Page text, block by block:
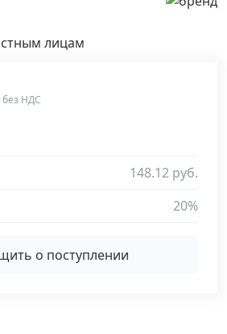
лицам
без НДС
148.12 руб.
20%
о поступлении